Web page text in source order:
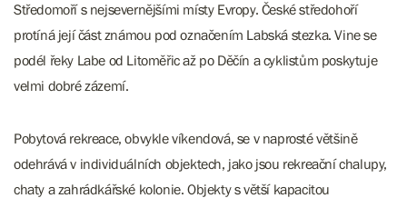
Středomoří s nejsevernějšími místy Evropy. České středohoří
protíná její část známou pod označením Labská stezka. Vine se
podél řeky Labe od Litoměřic až po Děčín a cyklistům poskytuje
velmi dobré zázemí.
Pobytová rekreace, obvykle víkendová, se v naprosté většině
odehrává v individuálních objektech, jako jsou rekreační chalupy,
chaty a zahrádkářské kolonie. Objekty s větší kapacitou